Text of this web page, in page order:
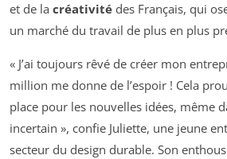
et de la créativité des Français, qui
un marché du travail de plus en plus
« J’ai toujours rêvé de créer mon
million me donne de l’espoir ! Cela
place pour les nouvelles idées, même
incertain », confie Juliette, une jeune
secteur du design durable. Son